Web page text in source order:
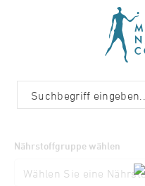
Nährstoffgruppe wählen